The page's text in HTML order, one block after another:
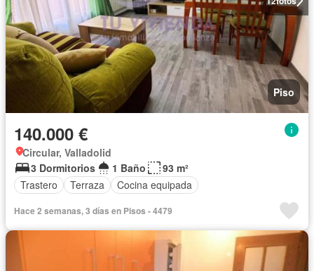
Piso
140.000 €
Circular, Valladolid
3 Dormitorios
1 Baño
93 m²
Trastero
Terraza Cocina equipada
Hace 2 semanas, 3 días en Pisos - 4479